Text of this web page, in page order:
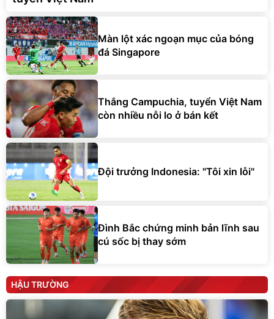
Màn lột xác ngoạn mục của bóng
đá Singapore
Thắng Campuchia, tuyển Việt Nam
còn nhiều nỗi lo ở bán kết
Đội trưởng Indonesia: "Tôi xin lỗi"
Đình Bắc chứng minh bản lĩnh sau
cú sốc bị thay sớm
HẬU TRƯỜNG